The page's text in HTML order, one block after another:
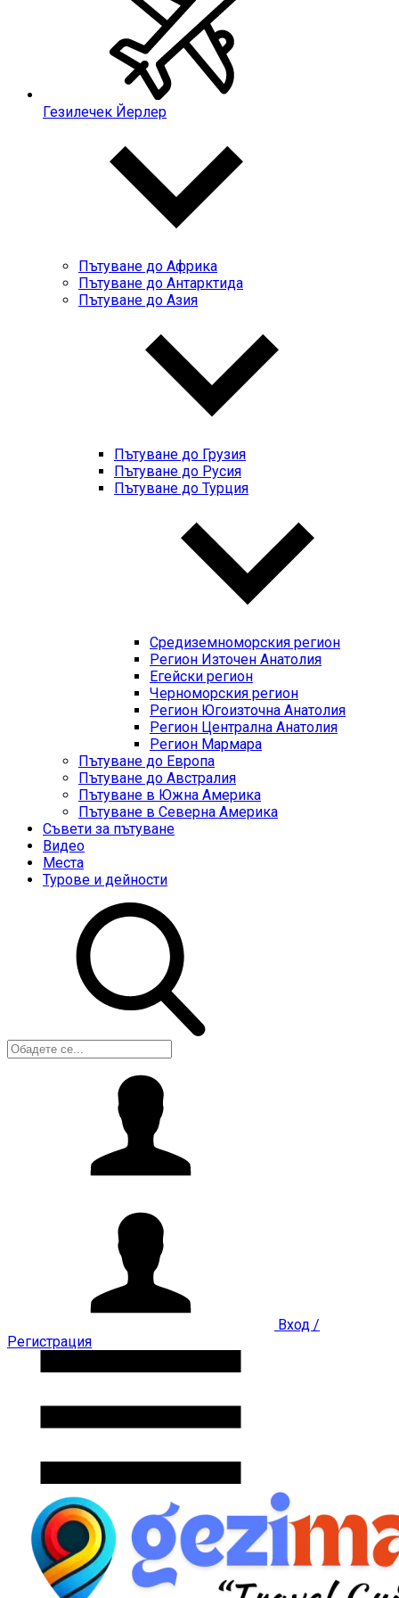
Гезилечек Йерлер
Пътуване до Африка
Пътуване до Антарктида
Пътуване до Азия
Пътуване до Грузия
Пътуване до Русия
Пътуване до Турция
Средиземноморския регион
Регион Източен Анатолия
Егейски регион
Черноморския регион
Регион Югоизточна Анатолия
Регион Централна Анатолия
Регион Мармара
Пътуване до Европа
Пътуване до Австралия
Пътуване в Южна Америка
Пътуване в Северна Америка
Съвети за пътуване
Видео
Места
Турове и дейности
Вход /
Регистрация